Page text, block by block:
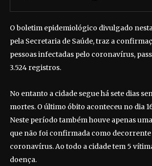
O boletim epidemiológico divulgado
pela Secretaria de Saúde, traz a
pessoas infectadas pelo coronavírus,
3.524 registros.
No entanto a cidade segue há sete dias
mortes. O último óbito aconteceu no dia
Neste período também houve apenas
que não foi confirmada como
coronavírus. Ao todo a cidade tem 5
doença.